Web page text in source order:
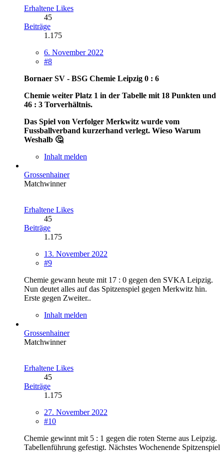
Erhaltene Likes
45
Beiträge
1.175
6. November 2022
#8
Bornaer SV - BSG Chemie Leipzig 0 : 6
Chemie weiter Platz 1 in der Tabelle mit 18 Punkten und
46 : 3 Torverhältnis.
Das Spiel von Verfolger Merkwitz wurde vom
Fussballverband kurzerhand verlegt. Wieso Warum
Weshalb 🤔
Inhalt melden
Grossenhainer
Matchwinner
Erhaltene Likes
45
Beiträge
1.175
13. November 2022
#9
Chemie gewann heute mit 17 : 0 gegen den SVKA Leipzig.
Nun deutet alles auf das Spitzenspiel gegen Merkwitz hin.
Erste gegen Zweiter..
Inhalt melden
Grossenhainer
Matchwinner
Erhaltene Likes
45
Beiträge
1.175
27. November 2022
#10
Chemie gewinnt mit 5 : 1 gegen die roten Sterne aus Leipzig.
Tabellenführung gefestigt. Nächstes Wochenende Spitzenspiel